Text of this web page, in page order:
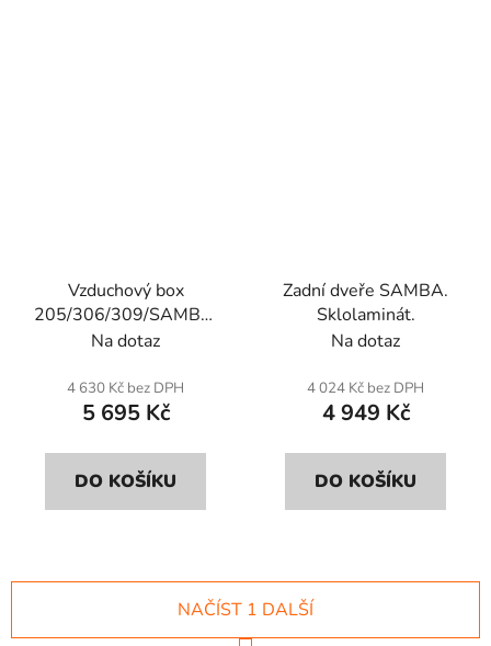
Vzduchový box
205/306/309/SAMBA.
Laminát. Neobsahuje:
«zelený P950351».
Rozměry s použitím
cm. (karbonový model
na obrázku).
Na dotaz
4 630 Kč bez DPH
5 695 Kč
DO KOŠÍKU
Zadní dveře SAMBA.
Sklolaminát.
Na dotaz
4 024 Kč bez DPH
4 949 Kč
DO KOŠÍKU
NAČÍST 1 DALŠÍ